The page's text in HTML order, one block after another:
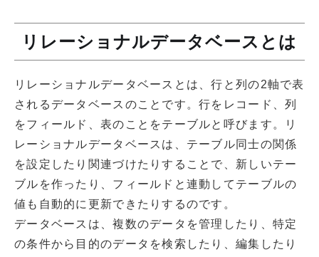
リレーショナルデータベースとは
リレーショナルデータベースとは、行と列の2軸で表
されるデータベースのことです。行をレコード、列
をフィールド、表のことをテーブルと呼びます。リ
レーショナルデータベースは、テーブル同士の関係
を設定したり関連づけたりすることで、新しいテー
ブルを作ったり、フィールドと連動してテーブルの
値も自動的に更新できたりするのです。
データベースは、複数のデータを管理したり、特定
の条件から目的のデータを検索したり、編集したり